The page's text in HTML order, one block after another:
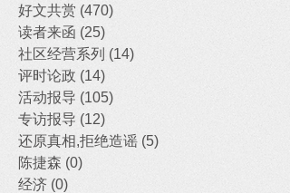
好文共赏 (470)
读者来函 (25)
社区经营系列 (14)
评时论政 (14)
活动报导 (105)
专访报导 (12)
还原真相,拒绝造谣 (5)
陈捷森 (0)
经济 (0)